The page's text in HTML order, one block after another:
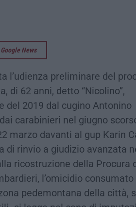
News
l’udienza preliminare del
di 62 anni, detto “Nicolino”,
del 2019 dal cugino Antonino
carabinieri nel giugno
marzo davanti al gup Karin
di rinvio a giudizio avanzata
ricostruzione della Procura
l’omicidio consumato
pedemontana della città,